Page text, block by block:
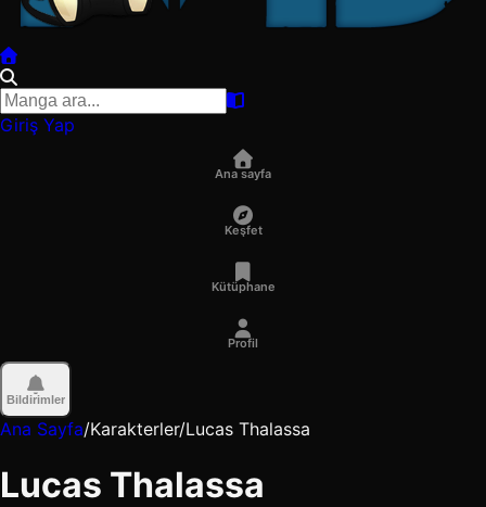
Giriş Yap
Ana sayfa
Keşfet
Kütüphane
Profil
Bildirimler
Ana Sayfa/Karakterler/Lucas Thalassa
Lucas Thalassa